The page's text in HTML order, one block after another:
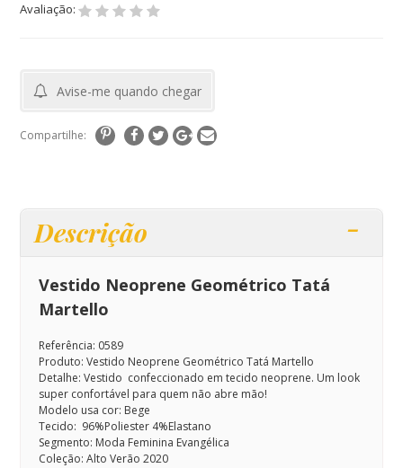
Avaliação:
Avise-me quando chegar
Compartilhe:
Descrição
Vestido Neoprene Geométrico Tatá
Martello
Referência: 0589
Produto: Vestido Neoprene Geométrico Tatá Martello
Detalhe: Vestido confeccionado em tecido neoprene. Um look
super confortável para quem não abre mão!
Modelo usa cor: Bege
Tecido: 96%Poliester 4%Elastano
Segmento: Moda Feminina Evangélica
Coleção: Alto Verão 2020